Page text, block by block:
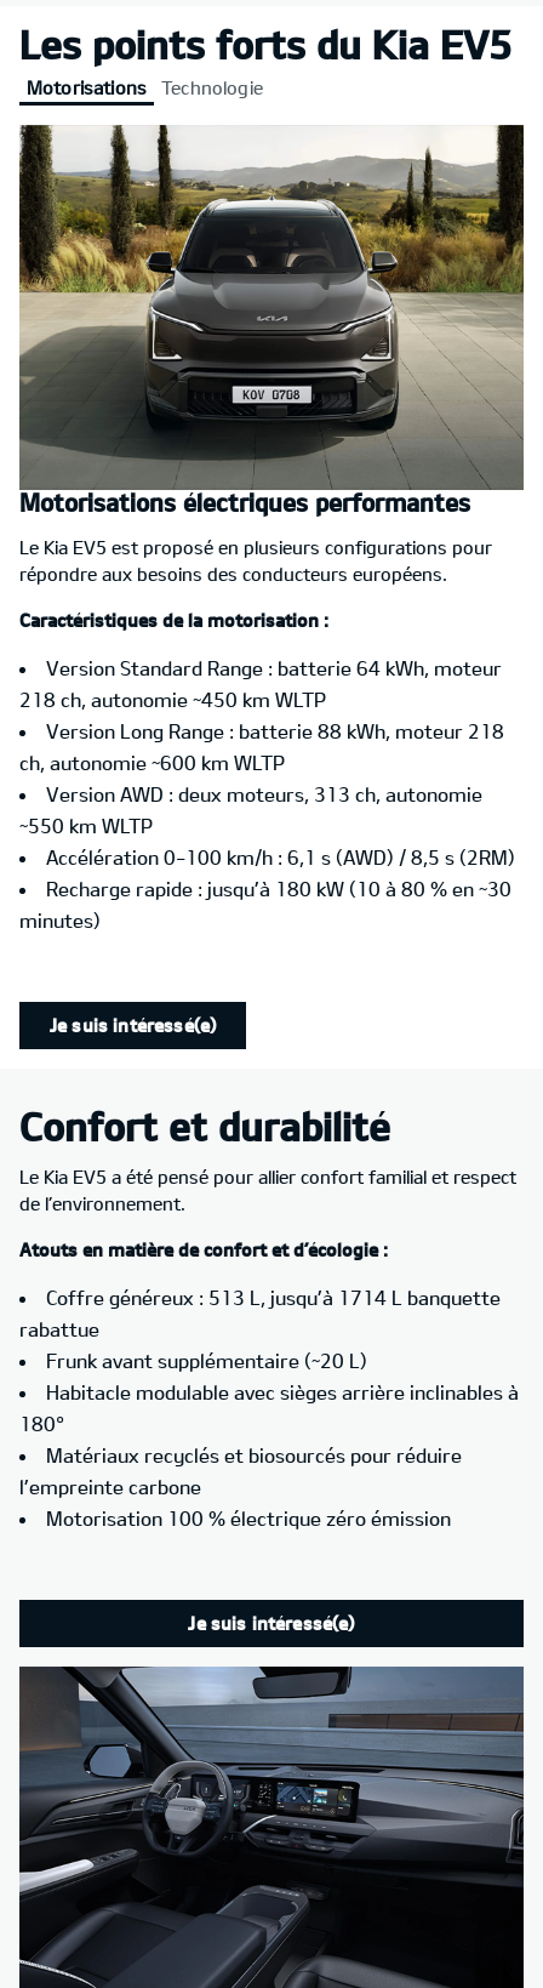
Les points forts du Kia EV5
Motorisations Technologie
Motorisations électriques performantes
Le Kia EV5 est proposé en plusieurs configurations pour
répondre aux besoins des conducteurs européens.
Caractéristiques de la motorisation :
Version Standard Range : batterie 64 kWh, moteur
218 ch, autonomie ~450 km WLTP
Version Long Range : batterie 88 kWh, moteur 218
ch, autonomie ~600 km WLTP
Version AWD : deux moteurs, 313 ch, autonomie
~550 km WLTP
Accélération 0-100 km/h : 6,1 s (AWD) / 8,5 s (2RM)
Recharge rapide : jusqu’à 180 kW (10 à 80 % en ~30
minutes)
Je suis intéressé(e)
Confort et durabilité
Le Kia EV5 a été pensé pour allier confort familial et respect
de l’environnement.
Atouts en matière de confort et d’écologie :
Coffre généreux : 513 L, jusqu’à 1714 L banquette
rabattue
Frunk avant supplémentaire (~20 L)
Habitacle modulable avec sièges arrière inclinables à
180°
Matériaux recyclés et biosourcés pour réduire
l’empreinte carbone
Motorisation 100 % électrique zéro émission
Je suis intéressé(e)